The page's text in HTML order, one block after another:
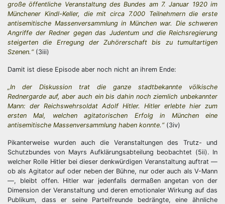
große öffentliche Veranstaltung des Bundes am 7. Januar 1920 im
Münchener Kindl-Keller, die mit circa 7.000 Teilnehmern die erste
antisemitische Massenversammlung in München war. Die schweren
Angriffe der Redner gegen das Judentum und die Reichsregierung
steigerten die Erregung der Zuhörerschaft bis zu tumultartigen
Szenen.“(3iii)
Damit ist diese Episode aber noch nicht an ihrem Ende:
„In der Diskussion trat die ganze stadtbekannte völkische
Rednergarde auf, aber auch ein bis dahin noch ziemlich unbekannter
Mann: der Reichswehrsoldat Adolf Hitler. Hitler erlebte hier zum
ersten Mal, welchen agitatorischen Erfolg in München eine
antisemitische Massenversammlung haben konnte.“(3iv)
Pikanterweise wurden auch die Veranstaltungen des Trutz- und
Schutzbundes von Mayrs Aufklärungsabteilung beobachtet (5ii). In
welcher Rolle Hitler bei dieser denkwürdigen Veranstaltung auftrat —
ob als Agitator auf oder neben der Bühne, nur oder auch als V-Mann
—, bleibt offen. Hitler war jedenfalls dermaßen angetan von der
Dimension der Veranstaltung und deren emotionaler Wirkung auf das
Publikum, dass er seine Parteifreunde bedrängte, eine ähnliche